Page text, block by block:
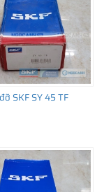
dài tuổi thọ vòng bi
SKF SY 45 TF